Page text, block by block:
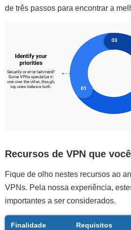
de três passos para encontrar a
Recursos de VPN que
Fique de olho nestes recursos ao
VPNs. Pela nossa experiência,
importantes a ser considerados.
Finalidade Requisitos